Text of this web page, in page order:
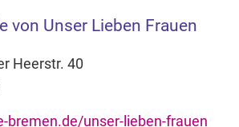
von Unser Lieben Frauen
Heerstr. 40
bremen.de/unser-lieben-frauen